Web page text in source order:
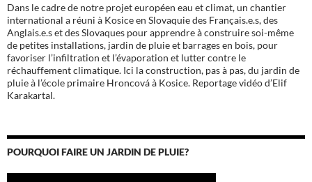
Dans le cadre de notre projet européen eau et climat, un chantier
international a réuni à Kosice en Slovaquie des Français.e.s, des
Anglais.e.s et des Slovaques pour apprendre à construire soi-même
de petites installations, jardin de pluie et barrages en bois, pour
favoriser l’infiltration et l’évaporation et lutter contre le
réchauffement climatique. Ici la construction, pas à pas, du jardin de
pluie à l’école primaire Hroncová à Kosice. Reportage vidéo d’Elif
Karakartal.
POURQUOI FAIRE UN JARDIN DE PLUIE?